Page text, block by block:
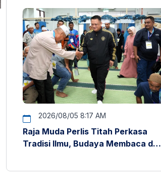
2026/08/05 8:17 AM
Raja Muda Perlis Titah Perkasa
Tradisi Ilmu, Budaya Membaca dan